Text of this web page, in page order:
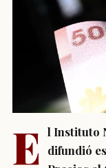
E l Instituto
difundió